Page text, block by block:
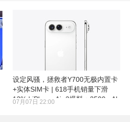
设定风骚，拯救者Y700无极内置卡
+实体SIM卡 | 618手机销量下滑
13% | iPhone Air 2爆料：3500mAh
07月07日 22:00